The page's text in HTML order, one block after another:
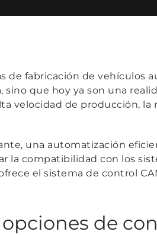
de fabricación de vehículos
sino que hoy ya son una
velocidad de producción,
una automatización
la compatibilidad con los
el sistema de control
opciones de